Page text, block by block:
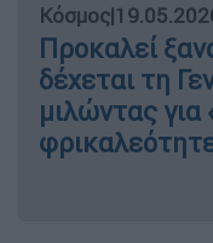
Κόσμος|
Προκαλεί
δέχεται τη
μιλώντας για